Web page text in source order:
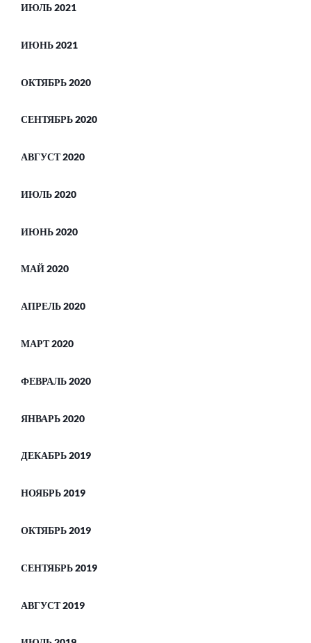
ИЮЛЬ 2021
ИЮНЬ 2021
ОКТЯБРЬ 2020
СЕНТЯБРЬ 2020
АВГУСТ 2020
ИЮЛЬ 2020
ИЮНЬ 2020
МАЙ 2020
АПРЕЛЬ 2020
МАРТ 2020
ФЕВРАЛЬ 2020
ЯНВАРЬ 2020
ДЕКАБРЬ 2019
НОЯБРЬ 2019
ОКТЯБРЬ 2019
СЕНТЯБРЬ 2019
АВГУСТ 2019